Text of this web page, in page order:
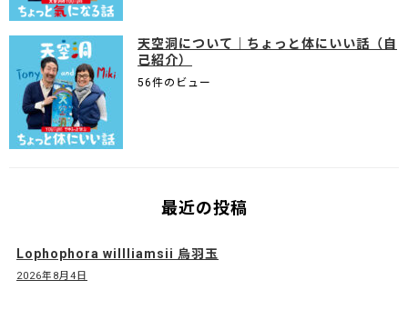
天空洞について｜ちょっと体にいい話（自
己紹介）
56件のビュー
最近の投稿
Lophophora willliamsii 烏羽玉
2026年8月4日